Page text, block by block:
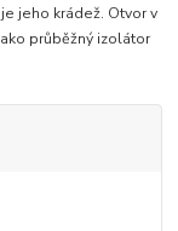
jeho krádež. Otvor v
průběžný izolátor